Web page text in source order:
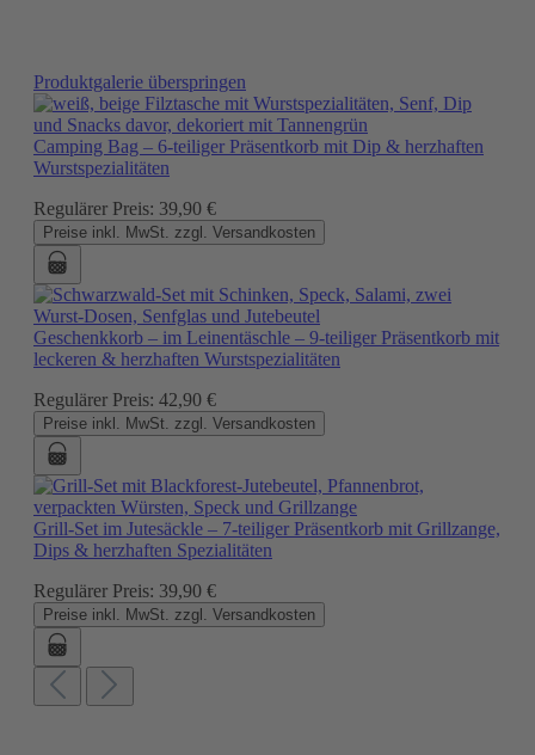
Produktgalerie überspringen
Camping Bag – 6-teiliger Präsentkorb mit Dip & herzhaften
Wurstspezialitäten
Regulärer Preis: 39,90 €
Preise inkl. MwSt. zzgl. Versandkosten
Geschenkkorb – im Leinentäschle – 9-teiliger Präsentkorb mit
leckeren & herzhaften Wurstspezialitäten
Regulärer Preis: 42,90 €
Preise inkl. MwSt. zzgl. Versandkosten
Grill-Set im Jutesäckle – 7-teiliger Präsentkorb mit Grillzange,
Dips & herzhaften Spezialitäten
Regulärer Preis: 39,90 €
Preise inkl. MwSt. zzgl. Versandkosten